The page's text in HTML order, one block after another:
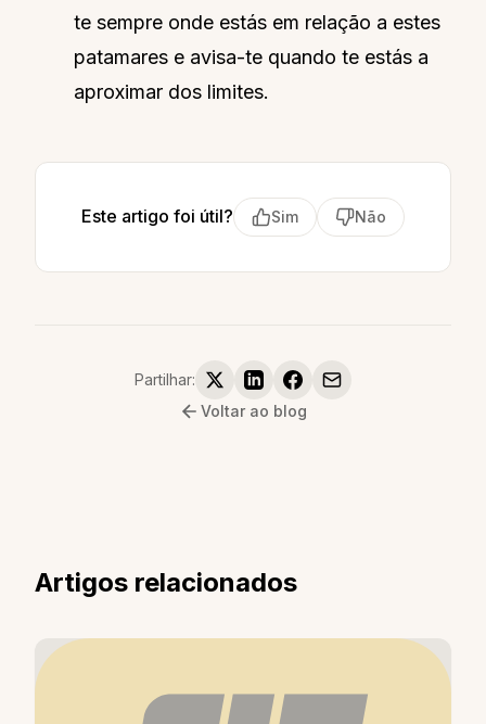
te sempre onde estás em relação a estes
patamares e avisa-te quando te estás a
aproximar dos limites.
Este artigo foi útil? Sim Não
Partilhar:
Voltar ao blog
Artigos relacionados